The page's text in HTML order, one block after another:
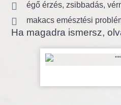
égő érzés, zsibbadás,
makacs emésztési
Ha magadra ismersz,